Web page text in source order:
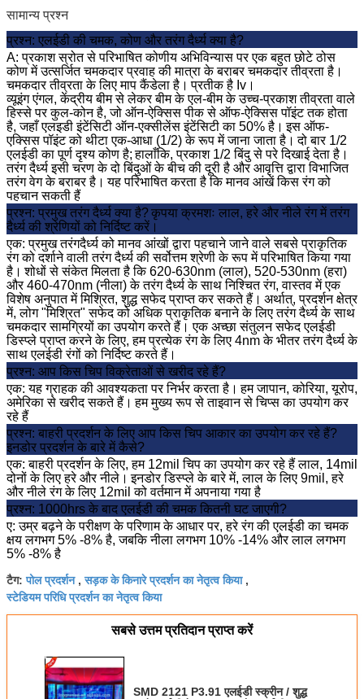
सामान्य प्रश्न
प्रश्न: एलईडी की चमक, कोण और तरंग दैर्ध्य क्या है?
A: प्रकाश स्रोत से परिभाषित कोणीय अभिविन्यास पर एक बहुत छोटे ठोस
कोण में उत्सर्जित चमकदार प्रवाह की मात्रा के बराबर चमकदार तीव्रता है।
चमकदार तीव्रता के लिए माप कैंडेला है। प्रतीक है Iv।
व्यूइंग एंगल, केंद्रीय बीम से लेकर बीम के एल-बीम के उच्च-प्रकाश तीव्रता वाले
हिस्से पर कुल-कोन है, जो ऑन-ऐक्सिस पीक से ऑफ-ऐक्सिस पॉइंट तक होता
है, जहाँ एलइडी इंटेंसिटी ऑन-एक्सीलेंस इंटेंसिटी का 50% है। इस ऑफ-
एक्सिस पॉइंट को थीटा एक-आधा (1/2) के रूप में जाना जाता है। दो बार 1/2
एलईडी का पूर्ण दृश्य कोण है; हालाँकि, प्रकाश 1/2 बिंदु से परे दिखाई देता है।
तरंग दैर्ध्य इसी चरण के दो बिंदुओं के बीच की दूरी है और आवृत्ति द्वारा विभाजित
तरंग वेग के बराबर है। यह परिभाषित करता है कि मानव आंखें किस रंग को
पहचान सकती हैं
प्रश्न: प्रमुख तरंग दैर्ध्य क्या है?कृपया क्रमशः लाल, हरे और नीले रंग में तरंग
दैर्ध्य की श्रेणियों को निर्दिष्ट करें।
एक: प्रमुख तरंगदैर्ध्य को मानव आंखों द्वारा पहचाने जाने वाले सबसे प्राकृतिक
रंग को दर्शाने वाली तरंग दैर्ध्य की सर्वोत्तम श्रेणी के रूप में परिभाषित किया गया
है। शोधों से संकेत मिलता है कि 620-630nm (लाल), 520-530nm (हरा)
और 460-470nm (नीला) के तरंग दैर्ध्य के साथ निश्चित रंग, वास्तव में एक
विशेष अनुपात में मिश्रित, शुद्ध सफेद प्राप्त कर सकते हैं। अर्थात्, प्रदर्शन क्षेत्र
में, लोग "मिश्रित" सफेद को अधिक प्राकृतिक बनाने के लिए तरंग दैर्ध्य के साथ
चमकदार सामग्रियों का उपयोग करते हैं। एक अच्छा संतुलन सफेद एलईडी
डिस्प्ले प्राप्त करने के लिए, हम प्रत्येक रंग के लिए 4nm के भीतर तरंग दैर्ध्य के
साथ एलईडी रंगों को निर्दिष्ट करते हैं।
प्रश्न: आप किस चिप विक्रेताओं से खरीद रहे हैं?
एक: यह ग्राहक की आवश्यकता पर निर्भर करता है। हम जापान, कोरिया, यूरोप,
अमेरिका से खरीद सकते हैं। हम मुख्य रूप से ताइवान से चिप्स का उपयोग कर
रहे हैं
प्रश्न: बाहरी प्रदर्शन के लिए आप किस चिप आकार का उपयोग कर रहे हैं?
इनडोर प्रदर्शन के बारे में कैसे?
एक: बाहरी प्रदर्शन के लिए, हम 12mil चिप का उपयोग कर रहे हैं लाल, 14mil
दोनों के लिए हरे और नीले। इनडोर डिस्प्ले के बारे में, लाल के लिए 9mil, हरे
और नीले रंग के लिए 12mil को वर्तमान में अपनाया गया है
प्रश्न: 1000hrs के बाद एलईडी की चमक कितनी घट जाएगी?
ए: उम्र बढ़ने के परीक्षण के परिणाम के आधार पर, हरे रंग की एलईडी का चमक
क्षय लगभग 5% -8% है, जबकि नीला लगभग 10% -14% और लाल लगभग
5% -8% है
टैग:पोल प्रदर्शन,सड़क के किनारे प्रदर्शन का नेतृत्व किया,
स्टेडियम परिधि प्रदर्शन का नेतृत्व किया
सबसे उत्तम प्रतिदान प्राप्त करें
SMD 2121 P3.91 एलईडी स्क्रीन / शुद्ध